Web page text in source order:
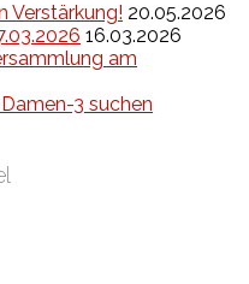
Verstärkung! 20.05.2026
16.03.2026
am
3 suchen